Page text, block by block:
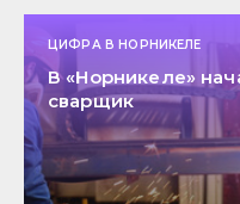
ЦИФРА В НОРНИКЕЛЕ
В «Норникеле»
сварщик